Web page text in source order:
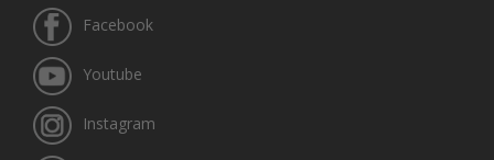
Facebook
Youtube
Instagram